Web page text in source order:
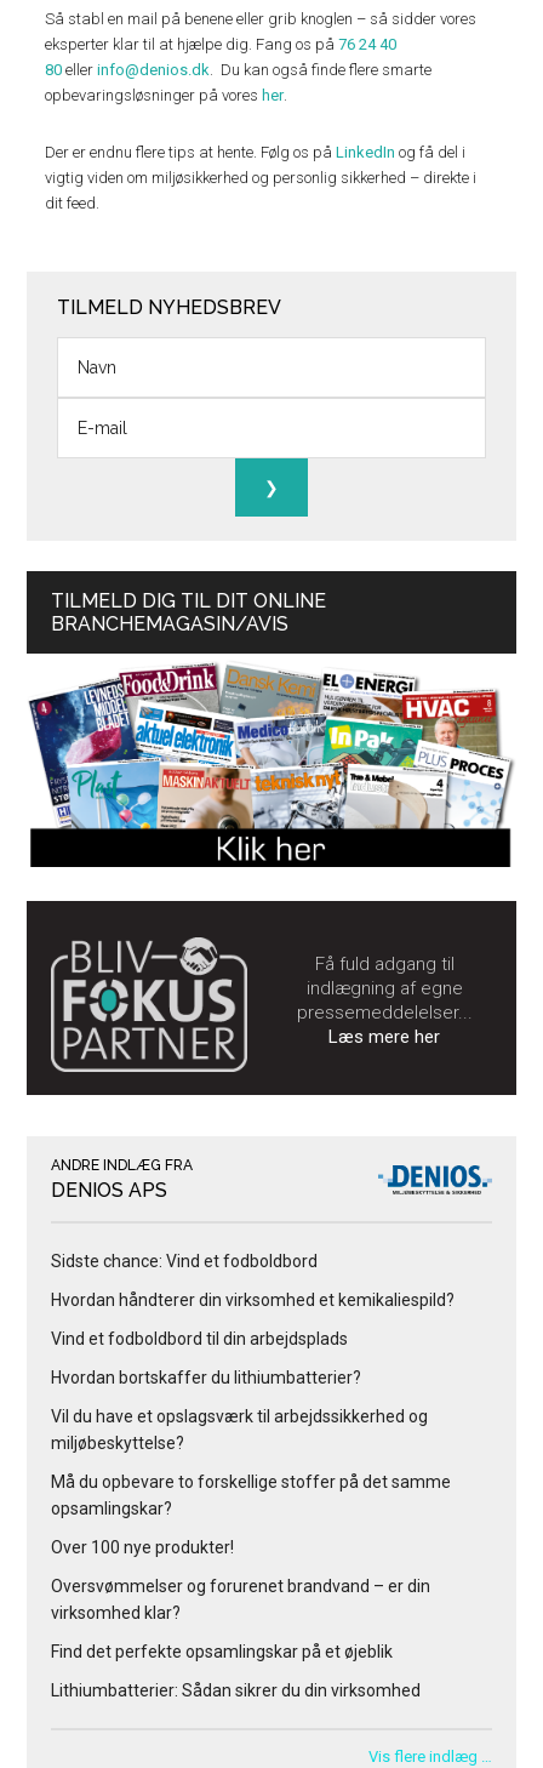
Så stabl en mail på benene eller grib knoglen – så sidder vores
eksperter klar til at hjælpe dig. Fang os på76 24 40
80 ellerinfo@denios.dk. Du kan også finde flere smarte
opbevaringsløsninger på vores her.
Der er endnu flere tips at hente. Følg os påLinkedIn og få del i
vigtig viden om miljøsikkerhed og personlig sikkerhed – direkte i
dit feed.
TILMELD NYHEDSBREV
TILMELD DIG TIL DIT ONLINE
BRANCHEMAGASIN/AVIS
Få fuld adgang til
indlægning af egne
pressemeddelelser...
Læs mere her
ANDRE INDLÆG FRA
DENIOS APS
Sidste chance: Vind et fodboldbord
Hvordan håndterer din virksomhed et kemikaliespild?
Vind et fodboldbord til din arbejdsplads
Hvordan bortskaffer du lithiumbatterier?
Vil du have et opslagsværk til arbejdssikkerhed og
miljøbeskyttelse?
Må du opbevare to forskellige stoffer på det samme
opsamlingskar?
Over 100 nye produkter!
Oversvømmelser og forurenet brandvand – er din
virksomhed klar?
Find det perfekte opsamlingskar på et øjeblik
Lithiumbatterier: Sådan sikrer du din virksomhed
Vis flere indlæg …